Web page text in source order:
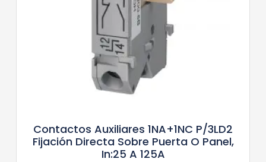
Contactos Auxiliares 1NA+1NC P/3LD2
Fijación Directa Sobre Puerta O Panel,
In:25 A 125A